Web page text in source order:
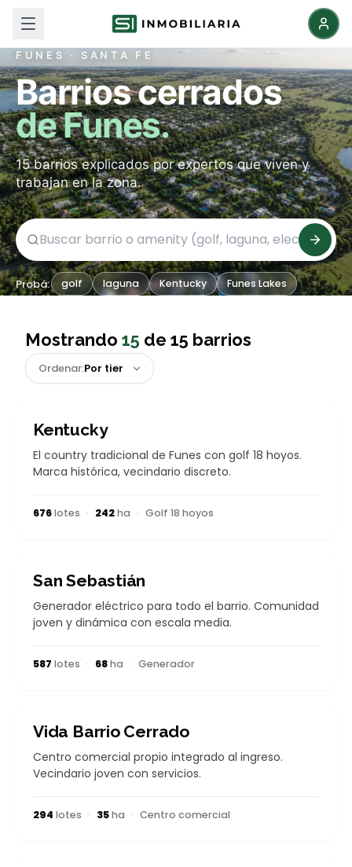
FUNES · SANTA FE
Barrios cerrados
de Funes.
15 barrios explicados por expertos que viven y
trabajan en la zona.
Probá: golf laguna Kentucky Funes Lakes
Mostrando 15 de 15 barrios
Ordenar:Por tier
PREMIUM
Kentucky
El country tradicional de Funes con golf 18 hoyos.
Marca histórica, vecindario discreto.
676lotes · 242ha · Golf 18 hoyos
CONSOLIDADO
San Sebastián
Generador eléctrico para todo el barrio. Comunidad
joven y dinámica con escala media.
587 lotes · 68ha · Generador
CONSOLIDADO
Vida Barrio Cerrado
Centro comercial propio integrado al ingreso.
Vecindario joven con servicios.
294 lotes · 35ha · Centro comercial